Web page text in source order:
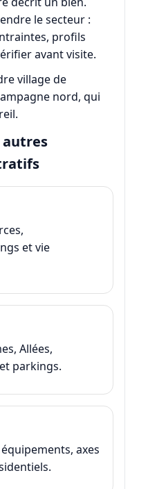
le secteur :
profils
avant visite.
village de
nord, qui
autres
et vie
Allées,
parkings.
axes